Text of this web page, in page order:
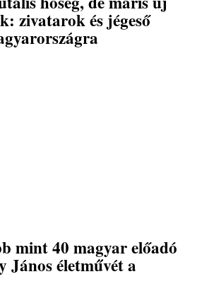
zivatarok és jégeső
mint 40 magyar előadó
János életművét a